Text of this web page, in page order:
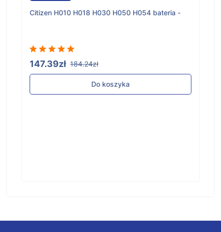
Citizen H010 H018 H030 H050 H054 bateria -
147.39zł 184.24zł
Do koszyka